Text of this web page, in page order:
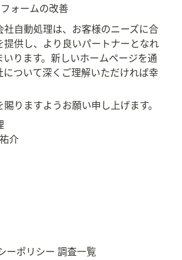
ォームの改善
自動処理は、お客様のニーズに合
提供し、より良いパートナーとなれ
いります。新しいホームページを通
について深くご理解いただければ幸
りますようお願い申し上げます。
介
ーポリシー 調査一覧